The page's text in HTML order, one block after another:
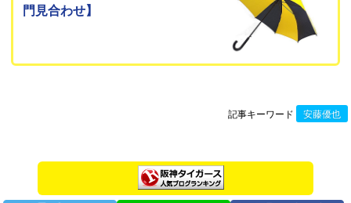
門見合わせ】
記事キーワード 安藤優也